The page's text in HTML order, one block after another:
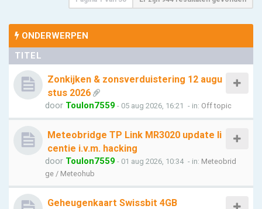
ONDERWERPEN
TITEL
Zonkijken & zonsverduistering 12 augu
stus 2026
door Toulon7559 - 05 aug 2026, 16:21 - in: Off topic
Meteobridge TP Link MR3020 update li
centie i.v.m. hacking
door Toulon7559 - 01 aug 2026, 10:34 - in: Meteobrid
ge / Meteohub
Geheugenkaart Swissbit 4GB